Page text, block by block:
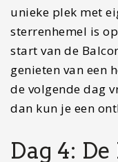
unieke plek met
sterrenhemel is
start van de
genieten van een
de volgende dag
dan kun je een
Dag 4: